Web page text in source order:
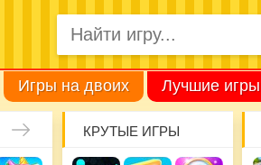
Игры на двоих Лучшие игры
КРУТЫЕ ИГРЫ